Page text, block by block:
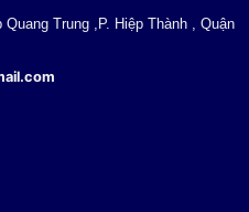
Quang Trung ,P. Hiệp Thành , Quận